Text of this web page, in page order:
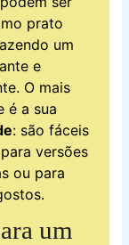
prato
um
e
O mais
é a sua
: são fáceis
versões
ou para
um